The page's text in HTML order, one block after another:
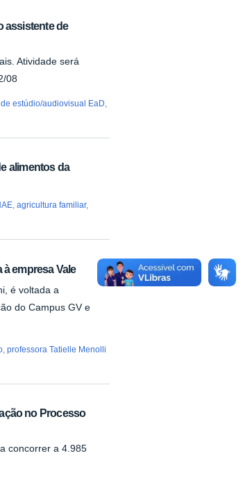
assistente de
Atividade será
08
estúdio/audiovisual EaD,
alimentos da
, agricultura familiar,
empresa Vale
é voltada a
do Campus GV e
, professora Tatielle Menolli
no Processo
concorrer a 4.985